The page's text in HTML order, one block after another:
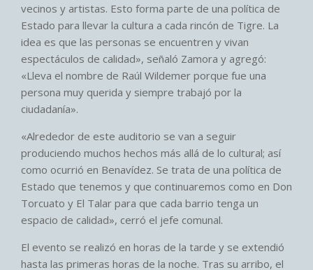
vecinos y artistas. Esto forma parte de una política de
Estado para llevar la cultura a cada rincón de Tigre. La
idea es que las personas se encuentren y vivan
espectáculos de calidad», señaló Zamora y agregó:
«Lleva el nombre de Raúl Wildemer porque fue una
persona muy querida y siempre trabajó por la
ciudadanía».
«Alrededor de este auditorio se van a seguir
produciendo muchos hechos más allá de lo cultural; así
como ocurrió en Benavídez. Se trata de una política de
Estado que tenemos y que continuaremos como en Don
Torcuato y El Talar para que cada barrio tenga un
espacio de calidad», cerró el jefe comunal.
El evento se realizó en horas de la tarde y se extendió
hasta las primeras horas de la noche. Tras su arribo, el